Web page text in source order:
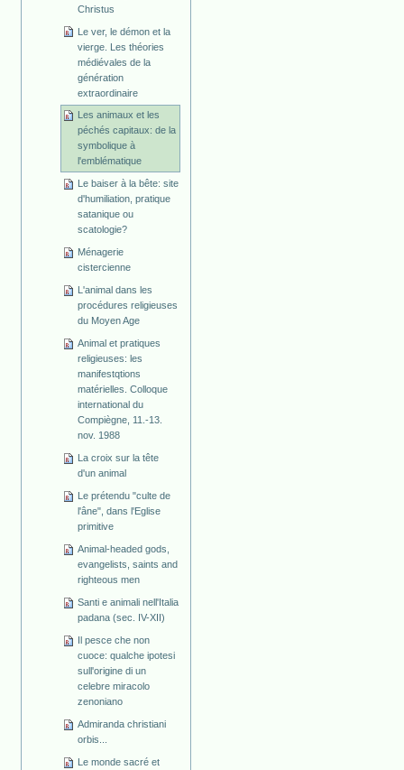
Christus
Le ver, le démon et la
vierge. Les théories
médiévales de la
génération
extraordinaire
Les animaux et les
péchés capitaux: de la
symbolique à
l'emblématique
Le baiser à la bête: site
d'humiliation, pratique
satanique ou
scatologie?
Ménagerie
cistercienne
L'animal dans les
procédures religieuses
du Moyen Age
Animal et pratiques
religieuses: les
manifestqtions
matérielles. Colloque
international du
Compiègne, 11.-13.
nov. 1988
La croix sur la tête
d'un animal
Le prétendu "culte de
l'âne", dans l'Eglise
primitive
Animal-headed gods,
evangelists, saints and
righteous men
Santi e animali nell'Italia
padana (sec. IV-XII)
Il pesce che non
cuoce: qualche ipotesi
sull'origine di un
celebre miracolo
zenoniano
Admiranda christiani
orbis...
Le monde sacré et